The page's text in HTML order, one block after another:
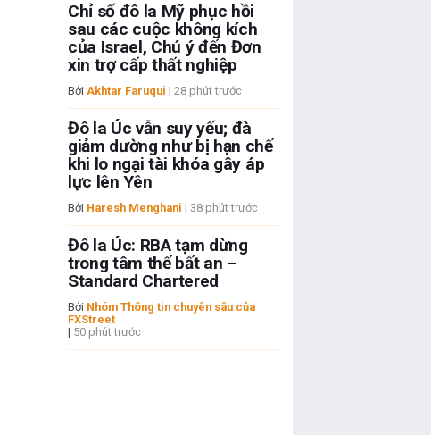
Chỉ số đô la Mỹ phục hồi
sau các cuộc không kích
của Israel, Chú ý đến Đơn
xin trợ cấp thất nghiệp
Bởi Akhtar Faruqui | 28 phút trước
Đô la Úc vẫn suy yếu; đà
giảm dường như bị hạn chế
khi lo ngại tài khóa gây áp
lực lên Yên
Bởi Haresh Menghani | 38 phút trước
Đô la Úc: RBA tạm dừng
trong tâm thế bất an –
Standard Chartered
Bởi Nhóm Thông tin chuyên sâu của
FXStreet
| 50 phút trước